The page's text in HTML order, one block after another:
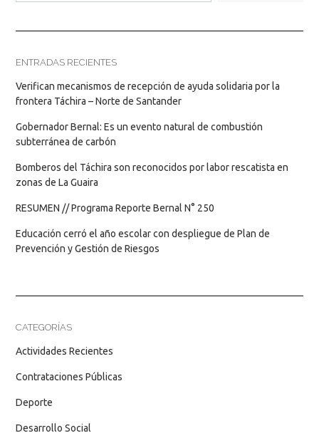
ENTRADAS RECIENTES
Verifican mecanismos de recepción de ayuda solidaria por la
frontera Táchira – Norte de Santander
Gobernador Bernal: Es un evento natural de combustión
subterránea de carbón
Bomberos del Táchira son reconocidos por labor rescatista en
zonas de La Guaira
RESUMEN // Programa Reporte Bernal N° 250
Educación cerró el año escolar con despliegue de Plan de
Prevención y Gestión de Riesgos
CATEGORÍAS
Actividades Recientes
Contrataciones Públicas
Deporte
Desarrollo Social